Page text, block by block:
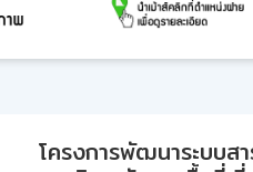
โครงการพัฒนาระบบส